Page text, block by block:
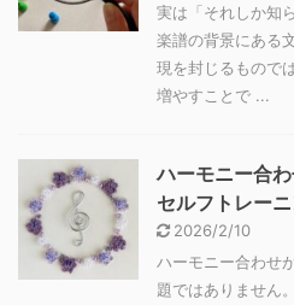
実は「それしか知
楽譜の背景にある
現を封じるもので
増やすことで ...
ハーモニー合
セルフトレー
2026/2/10
ハーモニー合わせ
題ではありません